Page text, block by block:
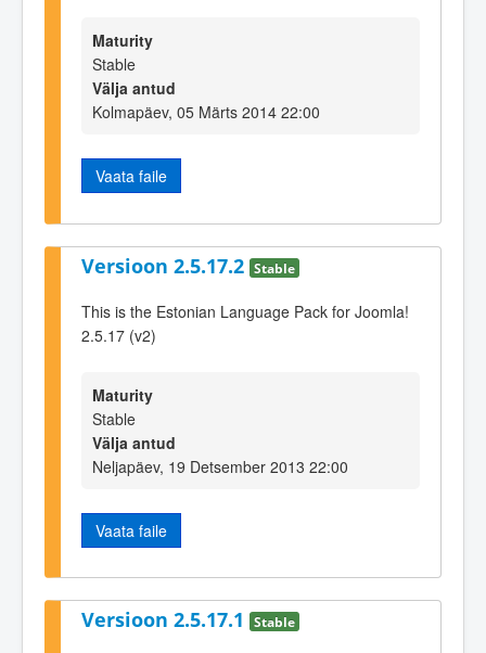
Maturity
Stable
Välja antud
Kolmapäev, 05 Märts 2014 22:00
Vaata faile
Versioon 2.5.17.2 Stable
This is the Estonian Language Pack for Joomla!
2.5.17 (v2)
Maturity
Stable
Välja antud
Neljapäev, 19 Detsember 2013 22:00
Vaata faile
Versioon 2.5.17.1 Stable